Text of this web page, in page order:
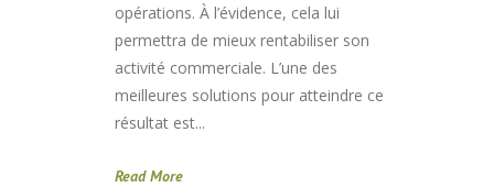
opérations. À l’évidence, cela lui
permettra de mieux rentabiliser son
activité commerciale. L’une des
meilleures solutions pour atteindre ce
résultat est...
Read More